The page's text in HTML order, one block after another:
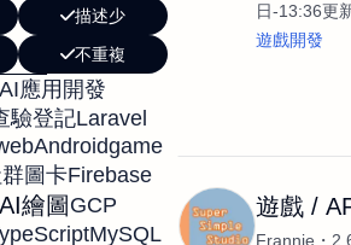
描述少
不重複
AI應用開發
驗登記Laravel
Androidgame
圖卡Firebase
AI繪圖 GCP
MySQL
網站設計與架設
日-13:36更
遊戲開發
遊戲 /
Frannie